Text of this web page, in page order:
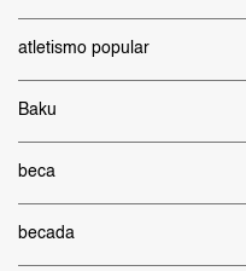
atletismo popular
Baku
beca
becada